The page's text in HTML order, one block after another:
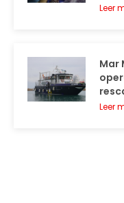
Leer
Mar
Leer